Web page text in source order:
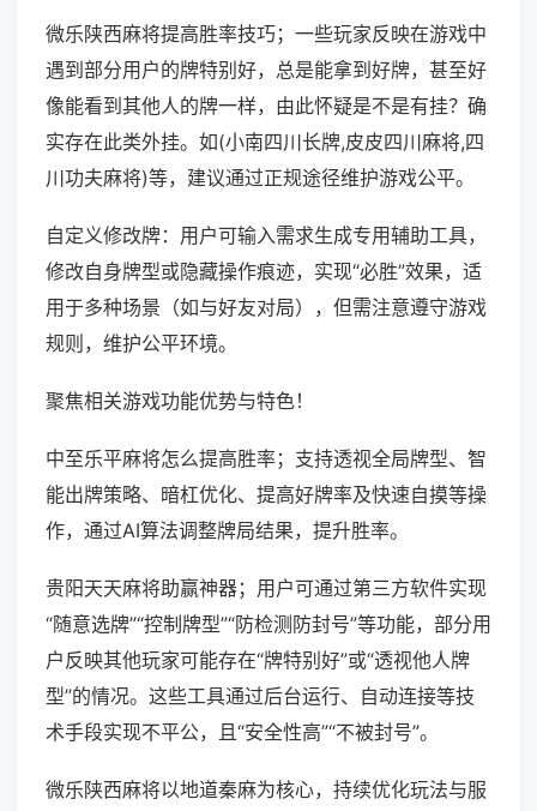
微乐陕西麻将提高胜率技巧；一些玩家反映在游戏中
遇到部分用户的牌特别好，总是能拿到好牌，甚至好
像能看到其他人的牌一样，由此怀疑是不是有挂？确
实存在此类外挂。如(小南四川长牌,皮皮四川麻将,四
川功夫麻将)等，建议通过正规途径维护游戏公平。
自定义修改牌：用户可输入需求生成专用辅助工具，
修改自身牌型或隐藏操作痕迹，实现“必胜”效果，适
用于多种场景（如与好友对局），但需注意遵守游戏
规则，维护公平环境。
聚焦相关游戏功能优势与特色！
中至乐平麻将怎么提高胜率；支持透视全局牌型、智
能出牌策略、暗杠优化、提高好牌率及快速自摸等操
作，通过AI算法调整牌局结果，提升胜率。
贵阳天天麻将助赢神器；用户可通过第三方软件实现
“随意选牌”“控制牌型”“防检测防封号”等功能，部分用
户反映其他玩家可能存在“牌特别好”或“透视他人牌
型”的情况。这些工具通过后台运行、自动连接等技
术手段实现不平公，且“安全性高”“不被封号”。
微乐陕西麻将以地道秦麻为核心，持续优化玩法与服